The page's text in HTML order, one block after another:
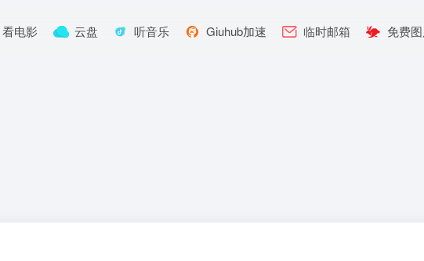
看电影 云盘 听音乐 Giuhub加速 临时邮箱 免费